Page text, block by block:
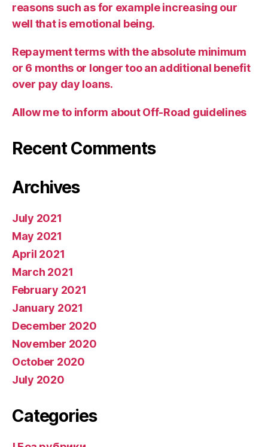
reasons such as for example increasing our
well that is emotional being.
Repayment terms with the absolute minimum
or 6 months or longer too an additional benefit
over pay day loans.
Allow me to inform about Off-Road guidelines
Recent Comments
Archives
July 2021
May 2021
April 2021
March 2021
February 2021
January 2021
December 2020
November 2020
October 2020
July 2020
Categories